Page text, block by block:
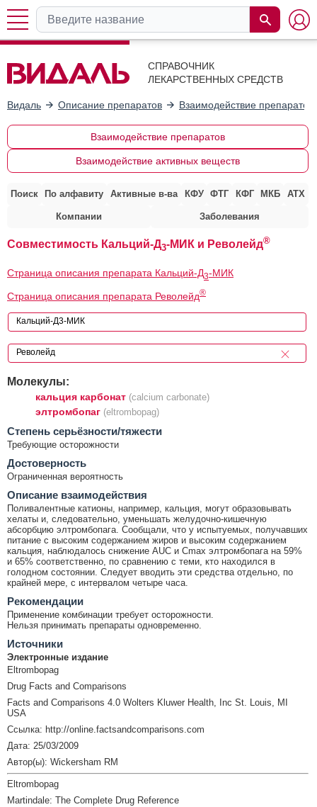
СПРАВОЧНИК
ЛЕКАРСТВЕННЫХ СРЕДСТВ
Видаль Описание препаратов Взаимодействие препаратов
Взаимодействие препаратов
Взаимодействие активных веществ
Поиск По алфавиту Активные в-ва КФУ ФТГ КФГ МКБ АТХ
Компании Заболевания
Совместимость Кальций-Д3-МИК и Револейд®
Страница описания препарата Кальций-Д3-МИК
Страница описания препарата Револейд®
Молекулы:
кальция карбонат (calcium carbonate)
элтромбопаг (eltrombopag)
Cтепень серьёзности/тяжести
Требующие осторожности
Достоверность
Ограниченная вероятность
Описание взаимодействия
Поливалентные катионы, например, кальция, могут образовывать
хелаты и, следовательно, уменьшать желудочно-кишечную
абсорбцию элтромбопага. Сообщали, что у испытуемых, получавших
питание с высоким содержанием жиров и высоким содержанием
кальция, наблюдалось снижение AUC и Cmax элтромбопага на 59%
и 65% соответственно, по сравнению с теми, кто находился в
голодном состоянии. Следует вводить эти средства отдельно, по
крайней мере, с интервалом четыре часа.
Рекомендации
Применение комбинации требует осторожности.
Нельзя принимать препараты одновременно.
Источники
Электронные издание
Eltrombopag
Drug Facts and Comparisons
Facts and Comparisons 4.0 Wolters Kluwer Health, Inc St. Louis, MI
USA
Ссылка: http://online.factsandcomparisons.com
Дата: 25/03/2009
Автор(ы): Wickersham RM
Eltrombopag
Martindale: The Complete Drug Reference